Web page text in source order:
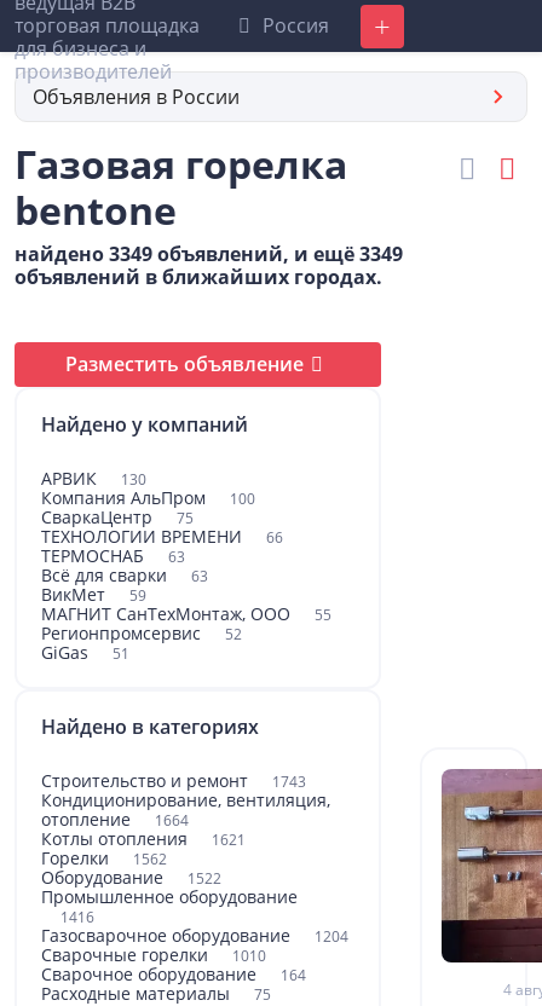
Россия Добавить
Объявления в России
Газовая горелка
bentone
найдено 3349 объявлений, и ещё 3349
объявлений в ближайших городах.
Разместить объявление
Найдено у компаний
АРВИК 130
Компания АльПром 100
СваркаЦентр 75
ТЕХНОЛОГИИ ВРЕМЕНИ 66
ТЕРМОСНАБ 63
Всё для сварки 63
ВикМет 59
МАГНИТ СанТехМонтаж, ООО 55
Регионпромсервис 52
GiGas 51
Найдено в категориях
Строительство и ремонт 1743
Кондиционирование, вентиляция,
отопление
1664
Котлы отопления 1621
Горелки 1562
Оборудование 1522
Промышленное оборудование
1416
Газосварочное оборудование 1204
Сварочные горелки 1010
Сварочное оборудование 164
Расходные материалы 75 4